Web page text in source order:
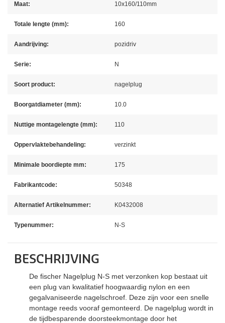
Maat: 10x160/110mm
Totale lengte (mm): 160
Aandrijving: pozidriv
Serie: N
Soort product: nagelplug
Boorgatdiameter (mm): 10.0
Nuttige montagelengte (mm): 110
Oppervlaktebehandeling: verzinkt
Minimale boordiepte mm: 175
Fabrikantcode: 50348
Alternatief Artikelnummer: K0432008
Typenummer: N-S
BESCHRIJVING
De fischer Nagelplug N-S met verzonken kop bestaat uit
een plug van kwalitatief hoogwaardig nylon en een
gegalvaniseerde nagelschroef. Deze zijn voor een snelle
montage reeds vooraf gemonteerd. De nagelplug wordt in
de tijdbesparende doorsteekmontage door het